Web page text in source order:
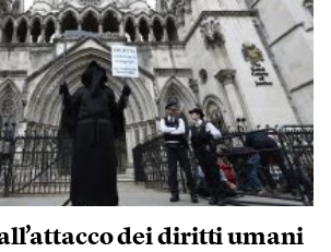
dei diritti umani